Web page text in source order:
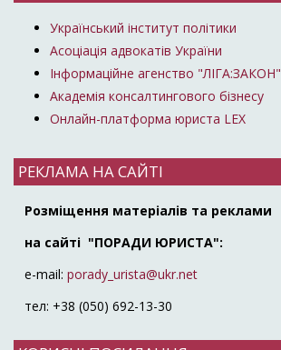
Український інститут політики
Асоціація адвокатів України
Інформаційне агенство "ЛІГА:ЗАКОН"
Академія консалтингового бізнесу
Онлайн-платформа юриста LEX
РЕКЛАМА НА САЙТІ
Розміщення матеріалів та реклами
на сайті "ПОРАДИ ЮРИСТА":
e-mail: porady_urista@ukr.net
тел: +38 (050) 692-13-30